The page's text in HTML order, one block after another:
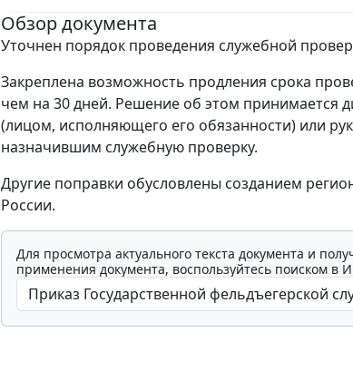
Обзор документа
Уточнен порядок проведения служебной
Закреплена возможность продления срока
чем на 30 дней. Решение об этом принимается
(лицом, исполняющего его обязанности) или
назначившим служебную проверку.
Другие поправки обусловлены созданием
России.
Для просмотра актуального текста документа и
применения документа, воспользуйтесь поиском в